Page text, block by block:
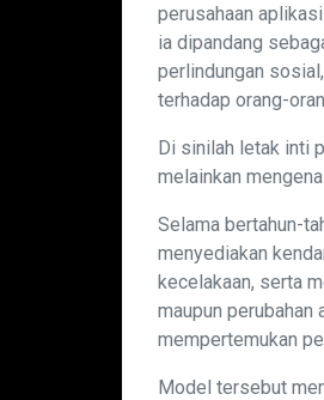
perusahaan
ia dipandang
perlindungan
terhadap orang-
Di sinilah letak inti
melainkan
Selama bertahun-
menyediakan
kecelakaan, serta
maupun
mempertemukan
Model tersebut